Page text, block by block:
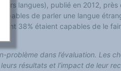
langues), publié en 2012,
de parler une langue
38% étaient capables de le
problème dans l’évaluation. Les
résultats et l’impact de leur